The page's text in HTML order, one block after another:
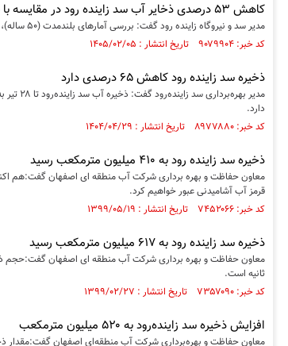
کاهش ۵۳ درصدی ذخایر آب سد زاینده رود در مقایسه با بلند مدت
مدیر سد و نیروگاه زاینده رود گفت: بررسی آمارهای بلندمدت (۵۰ ساله)، نشان می‌دهد حجم ذخایر آب در سد زاینده رود با کاهش ۵۳ درصدی مواجه شده است.
کد خبر: ۹۰۷۹۹۰۴ تاریخ انتشار : ۱۴۰۵/۰۲/۰۵
ذخیره سد زاینده رود کاهش ۶۵ درصدی دارد
دارد.
کد خبر: ۸۹۷۷۸۸۰ تاریخ انتشار : ۱۴۰۴/۰۴/۲۹
ذخیره سد زاینده رود به ۴۱۰ میلیون مترمکعب رسید
قرمز آب آشامیدنی عبور خواهیم کرد.
کد خبر: ۷۴۵۲۰۶۶ تاریخ انتشار : ۱۳۹۹/۰۵/۱۹
ذخیره سد زاینده رود به ۶۱۷ میلیون مترمکعب رسید
ثانیه است.
کد خبر: ۷۳۵۷۰۹۰ تاریخ انتشار : ۱۳۹۹/۰۲/۲۷
افزایش ذخیره سد زاینده‌رود به ۵۲۰ میلیون مترمکعب